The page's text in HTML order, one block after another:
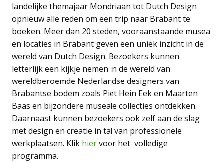
landelijke themajaar Mondriaan tot Dutch Design
opnieuw alle reden om een trip naar Brabant te
boeken. Meer dan 20 steden, vooraanstaande musea
en locaties in Brabant geven een uniek inzicht in de
wereld van Dutch Design. Bezoekers kunnen
letterlijk een kijkje nemen in de wereld van
wereldberoemde Nederlandse designers van
Brabantse bodem zoals Piet Hein Eek en Maarten
Baas en bijzondere museale collecties ontdekken.
Daarnaast kunnen bezoekers ook zelf aan de slag
met design en creatie in tal van professionele
werkplaatsen. Klik hiervoor het volledige
programma.